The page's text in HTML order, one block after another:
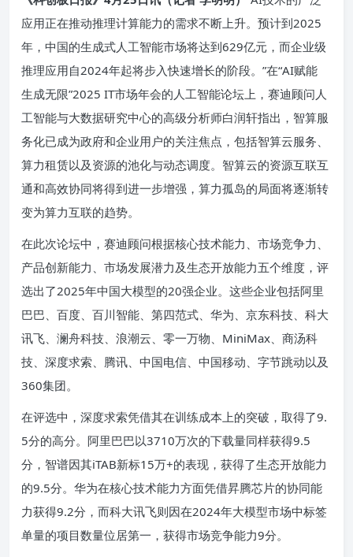
应用正在推动推理计算能力的需求不断上升。预计到2025
年，中国的生成式人工智能市场将达到629亿元，而企业级
推理应用自2024年起将步入快速增长的阶段。”在“AI赋能
生成无限”2025 IT市场年会的人工智能论坛上，赛迪顾问人
工智能与大数据研究中心的高级分析师白润轩指出，智算服
务化已成为政府和企业用户的关注焦点，包括智算云服务、
算力租赁以及资源的池化与动态调度。智算云的资源互联互
通和高效协同将得到进一步增强，算力孤岛的局面将逐渐转
变为算力互联的趋势。
在此次论坛中，赛迪顾问根据核心技术能力、市场竞争力、
产品创新能力、市场发展潜力及生态开放能力五个维度，评
选出了2025年中国大模型的20强企业。这些企业包括阿里
巴巴、百度、百川智能、第四范式、华为、京东科技、科大
讯飞、澜舟科技、浪潮云、零一万物、MiniMax、商汤科
技、深度求索、腾讯、中国电信、中国移动、字节跳动以及
360集团。
在评选中，深度求索凭借其在训练成本上的突破，取得了9.
5分的高分。阿里巴巴以3710万次的下载量同样获得9.5
分，智谱因其iTAB新标15万+的表现，获得了生态开放能力
的9.5分。华为在核心技术能力方面凭借昇腾芯片的协同能
力获得9.2分，而科大讯飞则因在2024年大模型市场中标签
单量的项目数量位居第一，获得市场竞争能力9分。